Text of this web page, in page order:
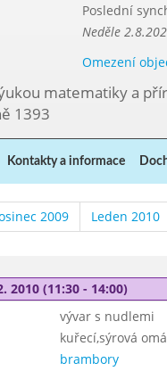
Poslední
Neděle
Omezení
matematiky a
1393
Kontakty a informace
2009 Leden 2010
2010 (11:30 - 14:00)
vývar s nudlemi
kuřecí,sýrová
brambory